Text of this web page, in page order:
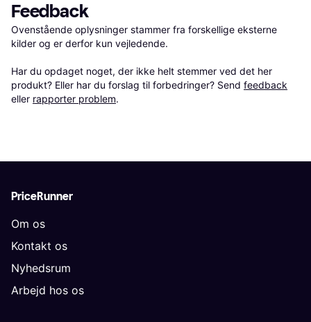
Feedback
Ovenstående oplysninger stammer fra forskellige eksterne
kilder og er derfor kun vejledende.
Har du opdaget noget, der ikke helt stemmer ved det her
produkt? Eller har du forslag til forbedringer? Send feedback
eller rapporter problem.
PriceRunner
Om os
Kontakt os
Nyhedsrum
Arbejd hos os